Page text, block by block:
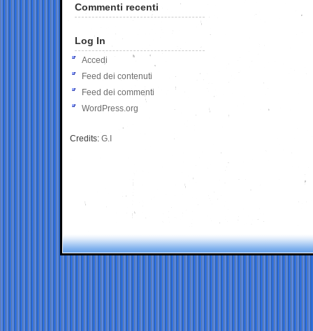
Commenti recenti
Log In
Accedi
Feed dei contenuti
Feed dei commenti
WordPress.org
Credits: G.I